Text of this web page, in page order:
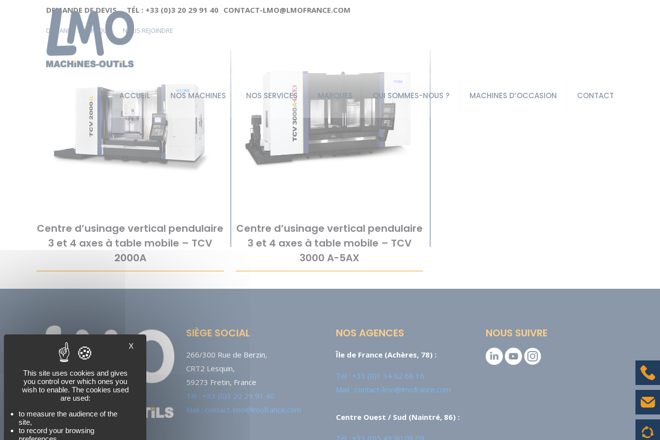
DEMANDE DE DEVIS TÉL : +33 (0)3 20 29 91 40 CONTACT-LMO@LMOFRANCE.COM
DEMANDE TECHNIQUE NOUS REJOINDRE
ACCUEIL NOS MACHINES NOS SERVICES MARQUES QUI SOMMES-NOUS ? MACHINES D’OCCASION CONTACT
Tous nos centres d’usinage verticaux TCV de la marque YCM.
Centre d’usinage vertical pendulaire
3 et 4 axes à table mobile – TCV
2000A
Centre d’usinage vertical pendulaire
3 et 4 axes à table mobile – TCV
3000 A-5AX
SIÈGE SOCIAL
266/300 Rue de Berzin,
CRT2 Lesquin,
59273 Fretin, France
Tél : +33 (0)3 20 29 91 40
Mail : contact-lmo@lmofrance.com
NOS AGENCES
Île de France (Achères, 78) :
Tél : +33 (0)1 34 62 68 16
Mail : contact-lmo@lmofrance.com
Centre Ouest / Sud (Naintré, 86) :
Tél : +33 (0)5 49 90 08 09
NOUS SUIVRE
Cookies management panel
X
This site uses cookies and gives
you control over which ones you
wish to enable. The cookies used
are used:
to measure the audience of the
site,
to record your browsing